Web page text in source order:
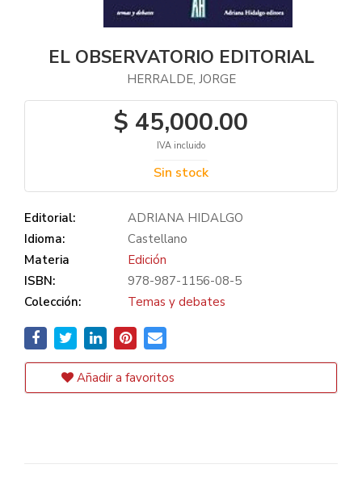
EL OBSERVATORIO EDITORIAL
HERRALDE, JORGE
$ 45,000.00
IVA incluido
Sin stock
Editorial:
ADRIANA HIDALGO
Idioma:
Castellano
Materia
Edición
ISBN:
978-987-1156-08-5
Colección:
Temas y debates
Añadir a favoritos